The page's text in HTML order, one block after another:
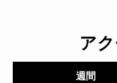
ア
週間